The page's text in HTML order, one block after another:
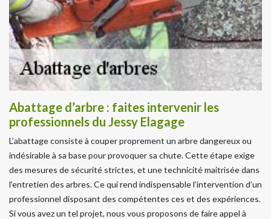
Abattage d’arbre : faites intervenir les
professionnels du Jessy Elagage
L’abattage consiste à couper proprement un arbre dangereux ou
indésirable à sa base pour provoquer sa chute. Cette étape exige
des mesures de sécurité strictes, et une technicité maitrisée dans
l’entretien des arbres. Ce qui rend indispensable l’intervention d’un
professionnel disposant des compétentes ces et des expériences.
Si vous avez un tel projet, nous vous proposons de faire appel à